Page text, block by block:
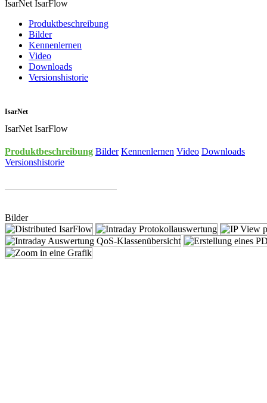
IsarNet IsarFlow
Produktbeschreibung
Bilder
Kennenlernen
Video
Downloads
Versionshistorie
IsarNet
IsarNet IsarFlow
Produktbeschreibung Bilder Kennenlernen Video Downloads
Versionshistorie
Bilder